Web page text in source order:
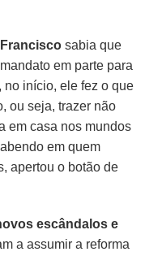
Francisco sabia que
em parte para
no início, ele fez o que
ou seja, trazer não
em casa nos mundos
em quem
apertou o botão de
escândalos e
a assumir a reforma